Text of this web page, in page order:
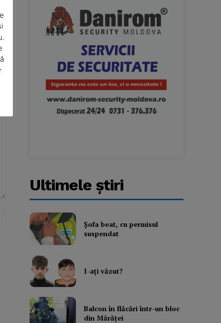
Website:
Ultimele ştiri
Şofa beat, cu permisul
suspendat
I-aţi văzut?
Balcon în flăcări într-un bloc
din Mărăţei